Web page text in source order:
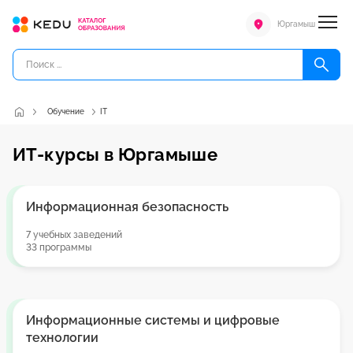
Юргамыш
Обучение IT
ИТ-курсы в Юргамыше
Информационная безопасность
7 учебных заведений
33 программы
Информационные системы и цифровые
технологии